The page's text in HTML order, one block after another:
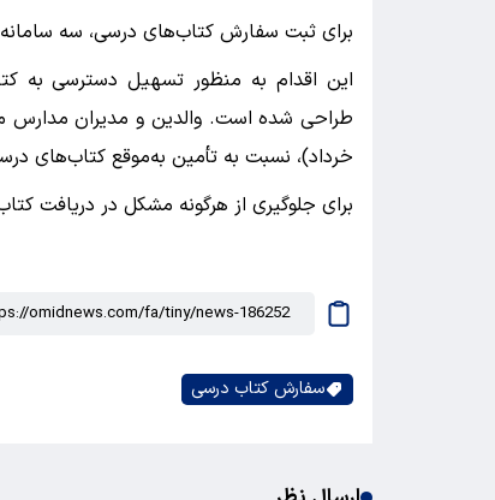
برای ثبت سفارش کتاب‌های درسی، سه سامانه
این اقدام به منظور تسهیل دسترسی به
طراحی شده است. والدین و مدیران مدارس
خرداد)، نسبت به تأمین به‌موقع کتاب‌های
برای جلوگیری از هرگونه مشکل در دریافت
سفارش کتاب درسی